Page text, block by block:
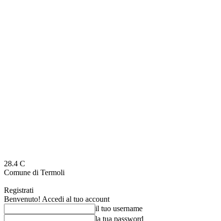
28.4 C
Comune di Termoli
Registrati
Benvenuto! Accedi al tuo account
il tuo username
la tua password